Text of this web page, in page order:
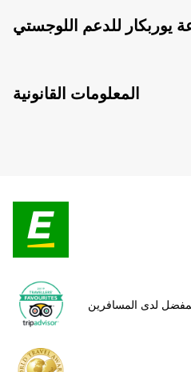
يوربكار للدعم اللوجستي
المعلومات القانونية
لدى المسافرين